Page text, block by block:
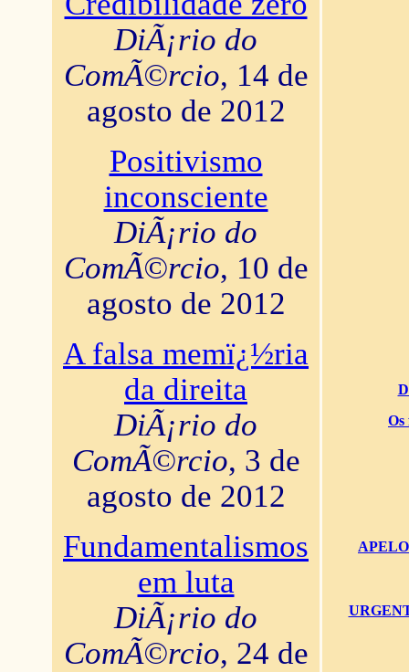
DiÃ¡rio do
ComÃ©rcio, 14 de
agosto de 2012
Positivismo
inconsciente
DiÃ¡rio do
ComÃ©rcio, 10 de
agosto de 2012
A falsa memï¿½ria
da direita
DiÃ¡rio do
ComÃ©rcio, 3 de
agosto de 2012
Fundamentalismos
em luta
DiÃ¡rio do
ComÃ©rcio, 24 de
Os